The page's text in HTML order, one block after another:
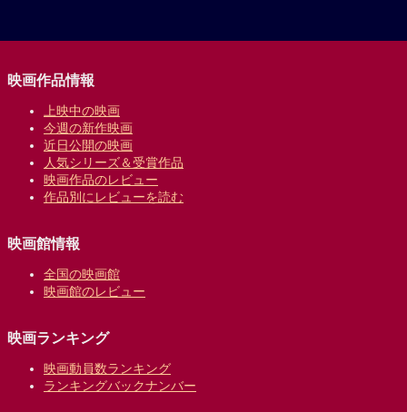
映画作品情報
上映中の映画
今週の新作映画
近日公開の映画
人気シリーズ＆受賞作品
映画作品のレビュー
作品別にレビューを読む
映画館情報
全国の映画館
映画館のレビュー
映画ランキング
映画動員数ランキング
ランキングバックナンバー